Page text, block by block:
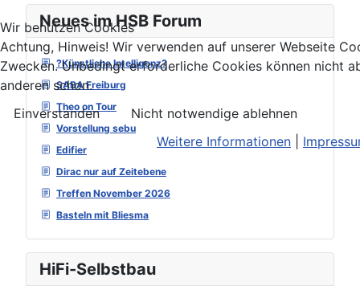
Neues im HSB Forum
?Künstliche Intelligenz?
SABA Freiburg
Theo on Tour
Vorstellung sebu
Edifier
Dirac nur auf Zeitebene
Treffen November 2026
Basteln mit Bliesma
HiFi-Selbstbau
Wir benutzen Cookies
Achtung, Hinweis! Wir verwenden auf unserer Webseite
Zwecken. Unbedingt erforderliche Cookies können nicht
anderen schon.
Einverstanden
Nicht notwendige ablehnen
Weitere Informationen